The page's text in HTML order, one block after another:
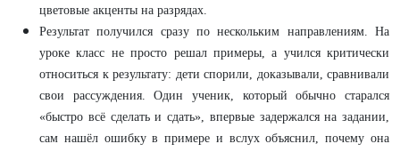
цветовые акценты на разрядах.
Результат получился сразу по нескольким направлениям. На
уроке класс не просто решал примеры, а учился критически
относиться к результату: дети спорили, доказывали, сравнивали
свои рассуждения. Один ученик, который обычно старался
«быстро всё сделать и сдать», впервые задержался на задании,
сам нашёл ошибку в примере и вслух объяснил, почему она